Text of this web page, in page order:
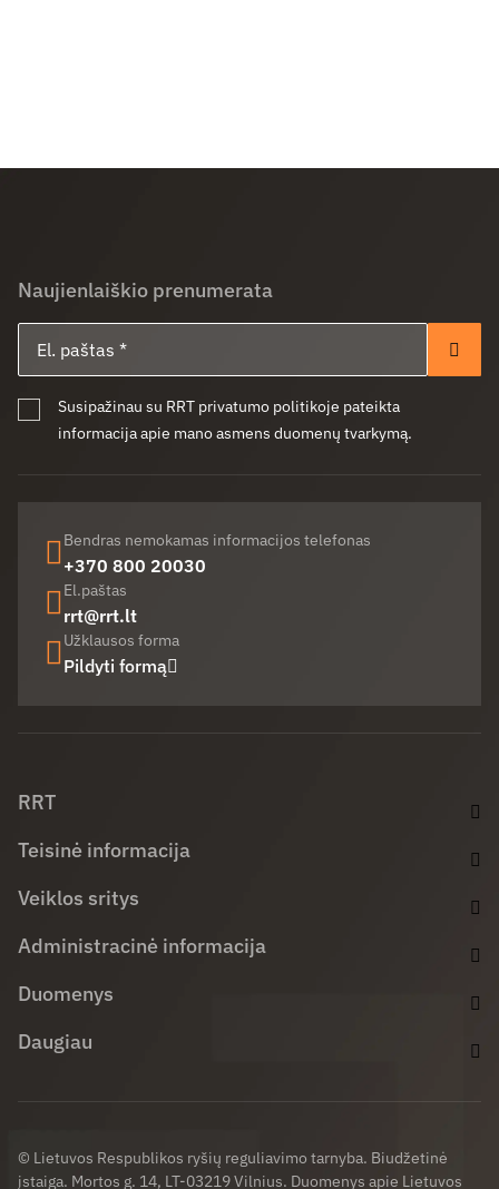
Naujienlaiškio prenumerata
Susipažinau su RRT privatumo politikoje pateikta
informacija apie mano asmens duomenų tvarkymą.
Bendras nemokamas informacijos telefonas
+370 800 20030
El.paštas
rrt@rrt.lt
Užklausos forma
Pildyti formą
RRT
Teisinė informacija
Veiklos sritys
Administracinė informacija
Duomenys
Daugiau
© Lietuvos Respublikos ryšių reguliavimo tarnyba. Biudžetinė
įstaiga. Mortos g. 14, LT-03219 Vilnius. Duomenys apie Lietuvos